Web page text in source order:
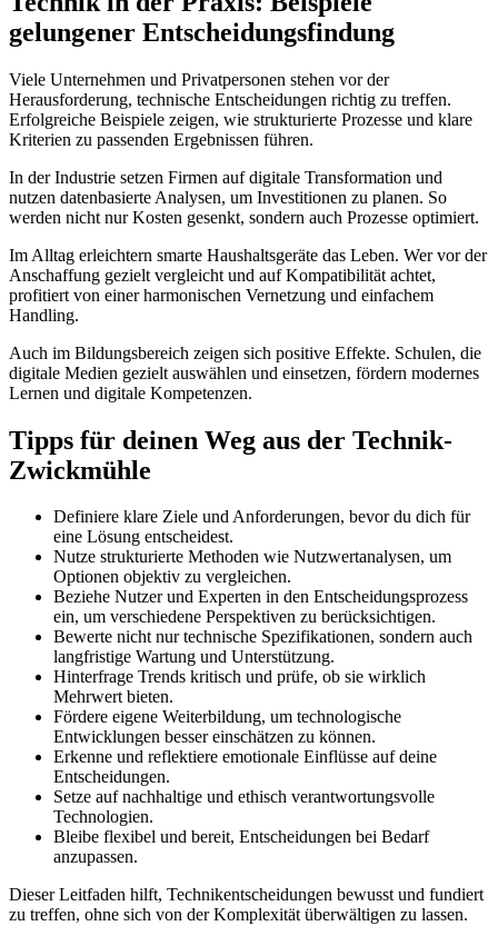
gelungener Entscheidungsfindung
Viele Unternehmen und Privatpersonen stehen vor der
Herausforderung, technische Entscheidungen richtig zu treffen.
Erfolgreiche Beispiele zeigen, wie strukturierte Prozesse und klare
Kriterien zu passenden Ergebnissen führen.
In der Industrie setzen Firmen auf digitale Transformation und
nutzen datenbasierte Analysen, um Investitionen zu planen. So
werden nicht nur Kosten gesenkt, sondern auch Prozesse optimiert.
Im Alltag erleichtern smarte Haushaltsgeräte das Leben. Wer vor der
Anschaffung gezielt vergleicht und auf Kompatibilität achtet,
profitiert von einer harmonischen Vernetzung und einfachem
Handling.
Auch im Bildungsbereich zeigen sich positive Effekte. Schulen, die
digitale Medien gezielt auswählen und einsetzen, fördern modernes
Lernen und digitale Kompetenzen.
Tipps für deinen Weg aus der Technik-
Zwickmühle
Definiere klare Ziele und Anforderungen, bevor du dich für
eine Lösung entscheidest.
Nutze strukturierte Methoden wie Nutzwertanalysen, um
Optionen objektiv zu vergleichen.
Beziehe Nutzer und Experten in den Entscheidungsprozess
ein, um verschiedene Perspektiven zu berücksichtigen.
Bewerte nicht nur technische Spezifikationen, sondern auch
langfristige Wartung und Unterstützung.
Hinterfrage Trends kritisch und prüfe, ob sie wirklich
Mehrwert bieten.
Fördere eigene Weiterbildung, um technologische
Entwicklungen besser einschätzen zu können.
Erkenne und reflektiere emotionale Einflüsse auf deine
Entscheidungen.
Setze auf nachhaltige und ethisch verantwortungsvolle
Technologien.
Bleibe flexibel und bereit, Entscheidungen bei Bedarf
anzupassen.
Dieser Leitfaden hilft, Technikentscheidungen bewusst und fundiert
zu treffen, ohne sich von der Komplexität überwältigen zu lassen.